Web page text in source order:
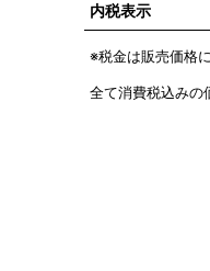
内税表示
※税金は販売価格
全て消費税込みの